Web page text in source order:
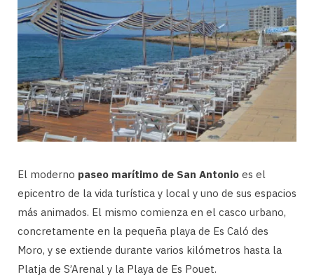
El moderno paseo marítimo de San Antonio es el
epicentro de la vida turística y local y uno de sus espacios
más animados. El mismo comienza en el casco urbano,
concretamente en la pequeña playa de Es Caló des
Moro, y se extiende durante varios kilómetros hasta la
Platja de S’Arenal y la Playa de Es Pouet.